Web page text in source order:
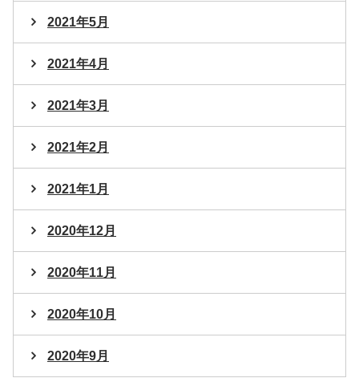
2021年5月
2021年4月
2021年3月
2021年2月
2021年1月
2020年12月
2020年11月
2020年10月
2020年9月